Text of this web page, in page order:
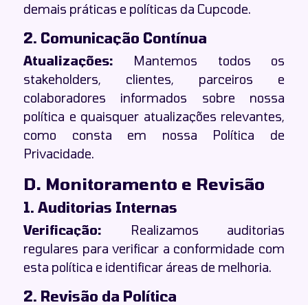
demais práticas e políticas da Cupcode.
2. Comunicação Contínua
Atualizações: Mantemos todos os
stakeholders, clientes, parceiros e
colaboradores informados sobre nossa
política e quaisquer atualizações relevantes,
como consta em nossa Política de
Privacidade.
D. Monitoramento e Revisão
1. Auditorias Internas
Verificação: Realizamos auditorias
regulares para verificar a conformidade com
esta política e identificar áreas de melhoria.
2. Revisão da Política